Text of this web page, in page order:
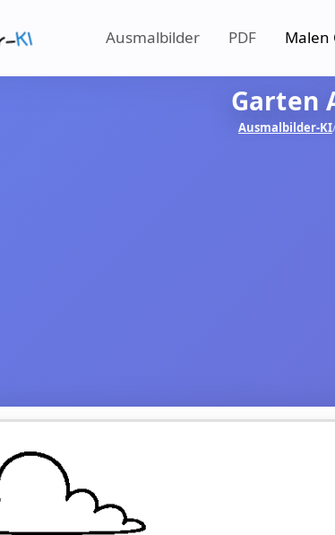
Ausmalbilder PDF Malen
Garten
Ausmalbilder-KI/